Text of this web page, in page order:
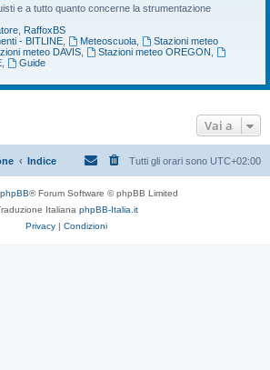
e a tutto quanto concerne la strumentazione
RaffoxBS
- BITLINE, Meteoscuola,
Stazioni meteo
meteo DAVIS, Stazioni meteo OREGON
Guide
Vai a
Indice Tutti gli orari sono UTC+02:00
phpBB® Forum Software © phpBB Limited
Italiana phpBB-Italia.it
Privacy | Condizioni